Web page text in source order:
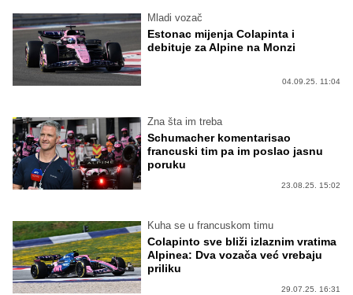
Mladi vozač
Estonac mijenja Colapinta i
debituje za Alpine na Monzi
04.09.25. 11:04
Zna šta im treba
Schumacher komentarisao
francuski tim pa im poslao jasnu
poruku
23.08.25. 15:02
Kuha se u francuskom timu
Colapinto sve bliži izlaznim vratima
Alpinea: Dva vozača već vrebaju
priliku
29.07.25. 16:31